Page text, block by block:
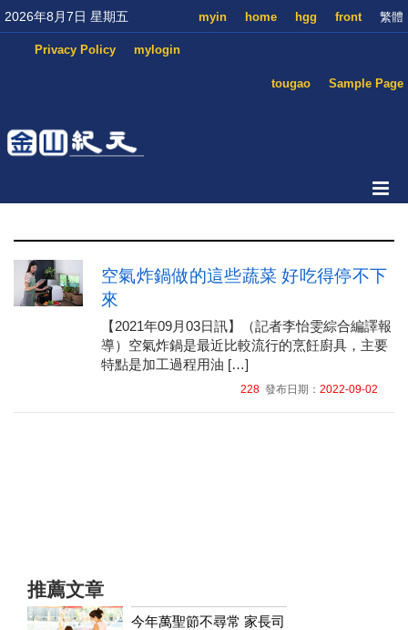
2026年8月7日 星期五 繁體
front
hgg
home
myin
mylogin
Privacy Policy
Sample Page
tougao
空氣炸鍋做的這些蔬菜 好吃得停不下
來
【2021年09月03日訊】（記者李怡雯綜合編譯報
導）空氣炸鍋是最近比較流行的烹飪廚具，主要
特點是加工過程用油 […]
228發布日期： 2022-09-02
推薦文章
今年萬聖節不尋常 家長司